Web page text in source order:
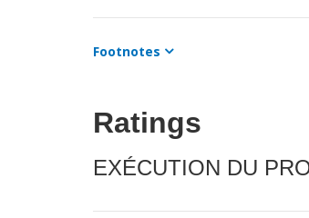
Footnotes
Ratings
EXÉCUTION DU